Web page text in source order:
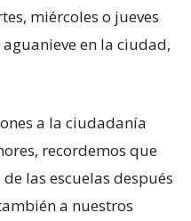
miércoles o jueves
en la ciudad,
a la ciudadanía
recordemos que
las escuelas después
a nuestros